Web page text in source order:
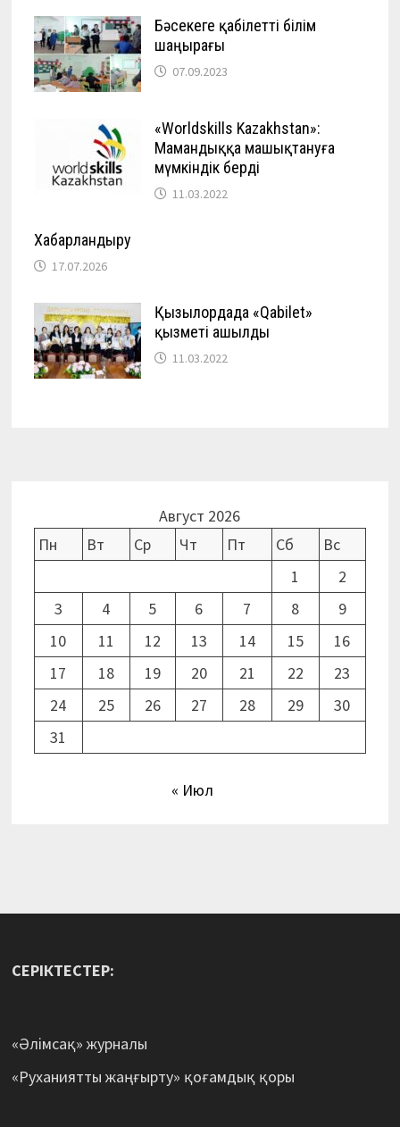
Бәсекеге қабілетті білім
шаңырағы
07.09.2023
«Worldskills Kazakhstan»:
Мамандыққа машықтануға
мүмкіндік берді
11.03.2022
Хабарландыру
17.07.2026
Қызылордада «Qabilet»
қызметі ашылды
11.03.2022
Август 2026
Пн
Вт Ср Чт Пт Сб
Вс
1
2
3
4 5 6 7 8
9
10
11 12 13 14 15
16
17
18 19 20 21 22
23
24
25 26 27 28 29
30
31
« Июл
СЕРІКТЕСТЕР:
«Әлімсақ» журналы
«Руханиятты жаңғырту» қоғамдық қоры